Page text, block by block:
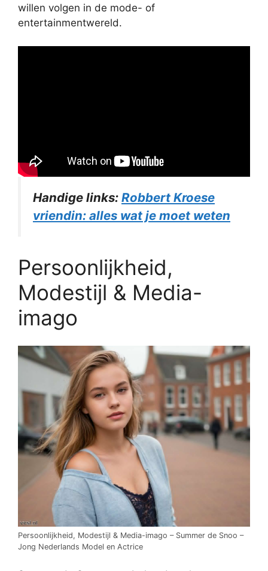
willen volgen in de mode- of
entertainmentwereld.
Handige links: Robbert Kroese
vriendin: alles wat je moet weten
Persoonlijkheid,
Modestijl & Media-
imago
Persoonlijkheid, Modestijl & Media-imago – Summer de Snoo –
Jong Nederlands Model en Actrice